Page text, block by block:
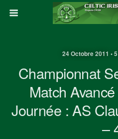
24 Octobre 2011 •
Championnat
Match
Journée : AS
–